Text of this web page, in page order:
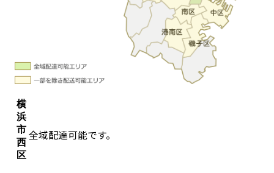
横
浜
市
西
区
全域配達可能です。